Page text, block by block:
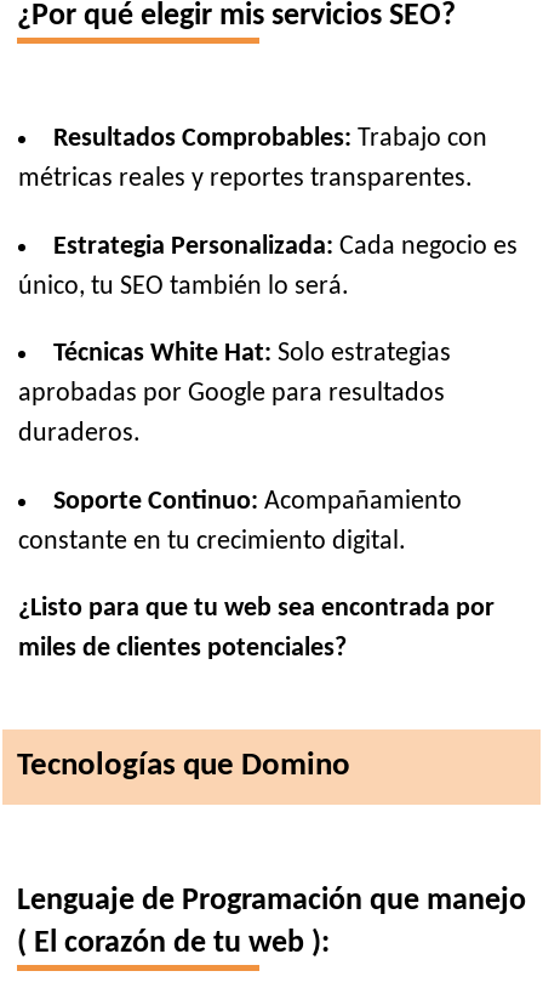
¿Por qué elegir mis servicios SEO?
Resultados Comprobables: Trabajo con
métricas reales y reportes transparentes.
Estrategia Personalizada: Cada negocio es
único, tu SEO también lo será.
Técnicas White Hat: Solo estrategias
aprobadas por Google para resultados
duraderos.
Soporte Continuo: Acompañamiento
constante en tu crecimiento digital.
¿Listo para que tu web sea encontrada por
miles de clientes potenciales?
Tecnologías que Domino
Lenguaje de Programación que manejo
( El corazón de tu web ):